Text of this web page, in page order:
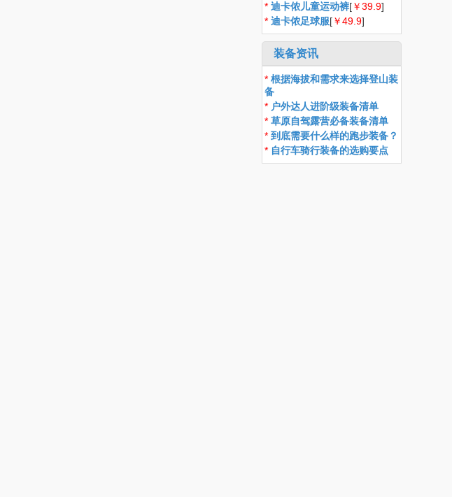
* 迪卡侬儿童运动裤[￥39.9]
* 迪卡侬足球服[￥49.9]
装备资讯
* 根据海拔和需求来选择登山装
备
* 户外达人进阶级装备清单
* 草原自驾露营必备装备清单
* 到底需要什么样的跑步装备？
* 自行车骑行装备的选购要点